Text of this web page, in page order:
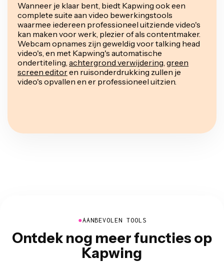
Wanneer je klaar bent, biedt Kapwing ook een
complete suite aan video bewerkingstools
waarmee iedereen professioneel uitziende video's
kan maken voor werk, plezier of als contentmaker.
Webcam opnames zijn geweldig voor talking head
video's, en met Kapwing's automatische
ondertiteling, achtergrond verwijdering, green
screen editoren ruisonderdrukking zullen je
video's opvallen en er professioneel uitzien.
●AANBEVOLEN TOOLS
Ontdek nog meer functies op
Kapwing